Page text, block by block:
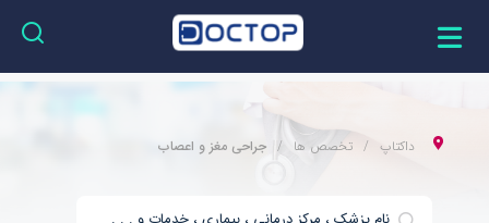
داکتاپ تخصص ها جراحی مغز و اعصاب